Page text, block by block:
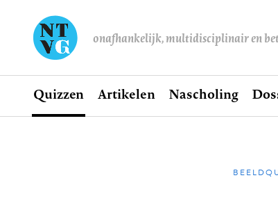
onafhankelijk, multidisciplinair en
Hoofdnavigatie
Home
Quizzen Artikelen Nascholing